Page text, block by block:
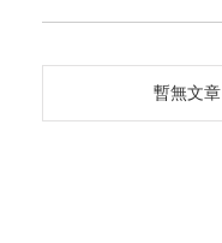
暫無文章